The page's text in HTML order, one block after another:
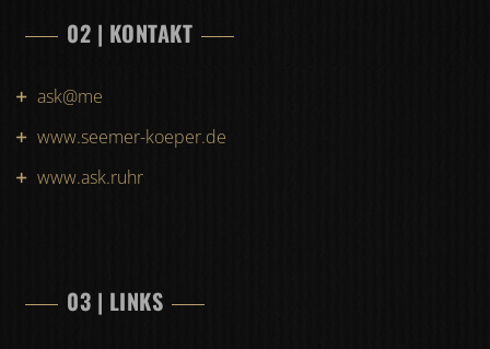
02 | KONTAKT
ask@me
www.seemer-koeper.de
www.ask.ruhr
03 | LINKS